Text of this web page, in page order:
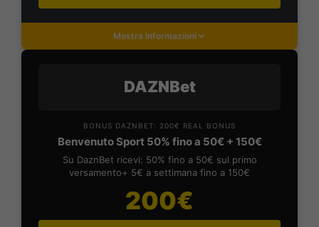
Mostra Informazioni
DAZNBet
BONUS DAZNBET: 200€ REAL BONUS
Benvenuto Sport 50% fino a 50€ + 150€
Su DaznBet ricevi: 50% fino a 50€ sul primo
versamento+ 5€ a settimana fino a 150€
200€